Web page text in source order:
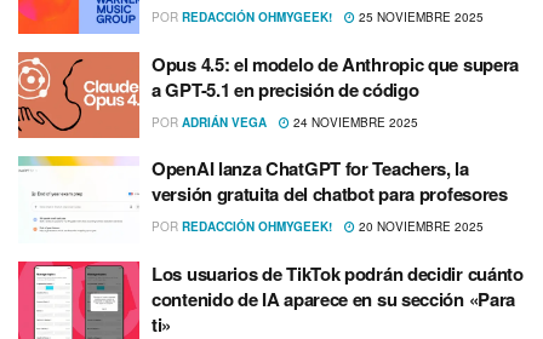
POR REDACCIÓN OHMYGEEK! 25 NOVIEMBRE 2025
Opus 4.5: el modelo de Anthropic que supera
a GPT-5.1 en precisión de código
POR ADRIÁN VEGA 24 NOVIEMBRE 2025
OpenAI lanza ChatGPT for Teachers, la
versión gratuita del chatbot para profesores
POR REDACCIÓN OHMYGEEK! 20 NOVIEMBRE 2025
Los usuarios de TikTok podrán decidir cuánto
contenido de IA aparece en su sección «Para
ti»